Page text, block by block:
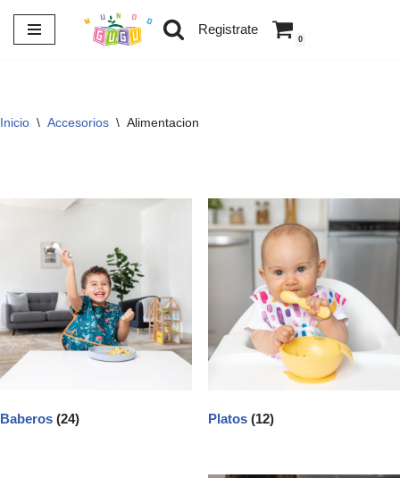
Saltar
Registrate
0
Inicio \ Accesorios \ Alimentacion
Baberos (24) Platos (12)